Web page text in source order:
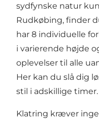
sydfynske natur
Rudkøbing, finder
har 8 individuelle
i varierende højde
oplevelser til alle
Her kan du slå dig
stil i adskillige timer.
Klatring kræver